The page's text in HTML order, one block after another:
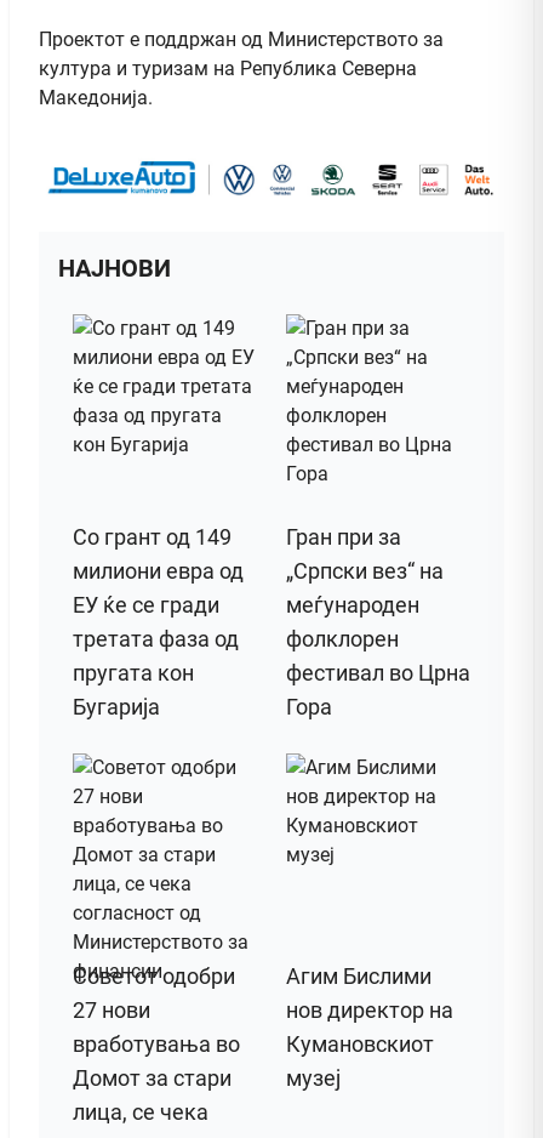
Проектот е поддржан од Министерството за
култура и туризам на Република Северна
Македонија.
НАЈНОВИ
Со грант од 149
милиони евра од
ЕУ ќе се гради
третата фаза од
пругата кон
Бугарија
Гран при за
„Српски вез“ на
меѓународен
фолклорен
фестивал во Црна
Гора
Советот одобри
27 нови
вработувања во
Домот за стари
лица, се чека
Агим Бислими
нов директор на
Кумановскиот
музеј